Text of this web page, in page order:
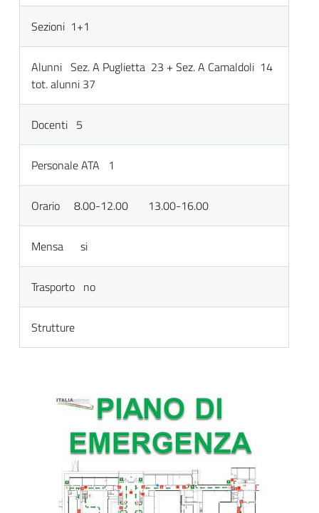
Sezioni 1+1
Alunni Sez. A Puglietta 23 + Sez. A Camaldoli 14
tot. alunni 37
Docenti 5
Personale ATA 1
Orario 8.00-12.00 13.00-16.00
Mensa si
Trasporto no
Strutture